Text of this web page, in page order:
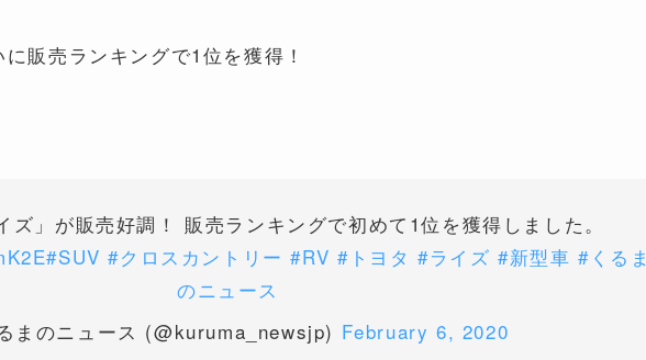
販売ランキングで1位を獲得！
ズ」が販売好調！ 販売ランキングで初めて1位を獲得しました。
#SUV #クロスカントリー #RV #トヨタ #ライズ #新型車 #くるま
のニュース
まのニュース (@kuruma_newsjp) February 6, 2020